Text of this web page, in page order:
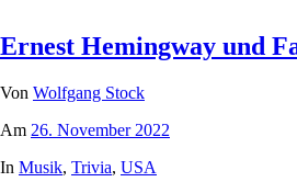
Ernest Hemingway und
Von Wolfgang Stock
Am 26. November 2022
In Musik, Trivia, USA